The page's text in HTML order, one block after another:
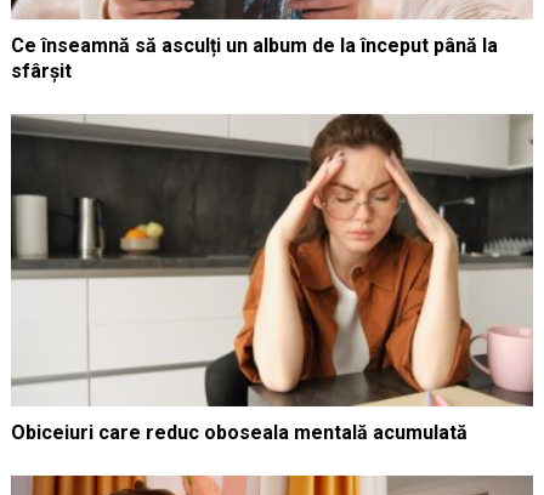
Ce înseamnă să asculți un album de la început până la
sfârșit
Obiceiuri care reduc oboseala mentală acumulată